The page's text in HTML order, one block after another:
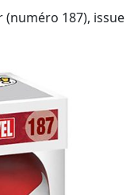
(numéro 187), issue